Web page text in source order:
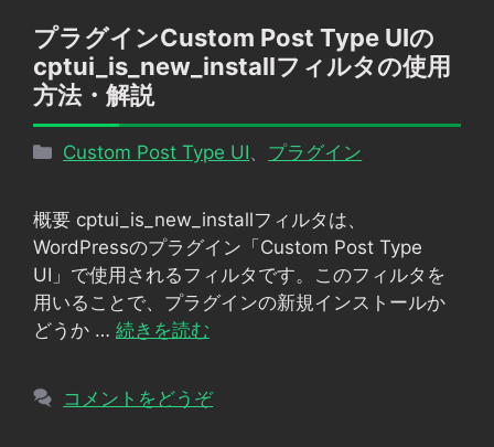
プラグインCustom Post Type UIの
cptui_is_new_installフィルタの使用
方法・解説
カ
リ
ー
Custom Post Type UI、 プラグイン
概要 cptui_is_new_installフィルタは、
WordPressのプラグイン「Custom Post Type
UI」で使用されるフィルタです。このフィルタを
用いることで、プラグインの新規インストールか
どうか … 続きを読む
コメントをどうぞ